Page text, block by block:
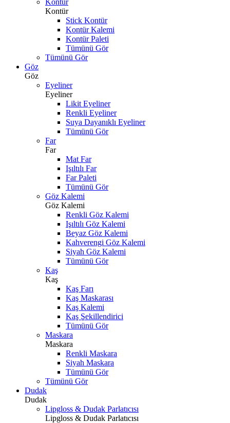
Kontür
Kontür
Stick Kontür
Kontür Kalemi
Kontür Paleti
Tümünü Gör
Tümünü Gör
Göz
Göz
Eyeliner
Eyeliner
Likit Eyeliner
Renkli Eyeliner
Suya Dayanıklı Eyeliner
Tümünü Gör
Far
Far
Mat Far
Işıltılı Far
Far Paleti
Tümünü Gör
Göz Kalemi
Göz Kalemi
Renkli Göz Kalemi
Işıltılı Göz Kalemi
Beyaz Göz Kalemi
Kahverengi Göz Kalemi
Siyah Göz Kalemi
Tümünü Gör
Kaş
Kaş
Kaş Farı
Kaş Maskarası
Kaş Kalemi
Kaş Şekillendirici
Tümünü Gör
Maskara
Maskara
Renkli Maskara
Siyah Maskara
Tümünü Gör
Tümünü Gör
Dudak
Dudak
Lipgloss & Dudak Parlatıcısı
Lipgloss & Dudak Parlatıcısı